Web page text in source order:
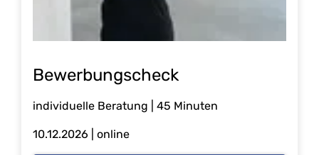
Bewerbungscheck
individuelle Beratung | 45 Minuten
10.12.2026 | online